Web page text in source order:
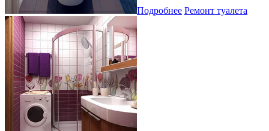
Подробнее Ремонт туалета